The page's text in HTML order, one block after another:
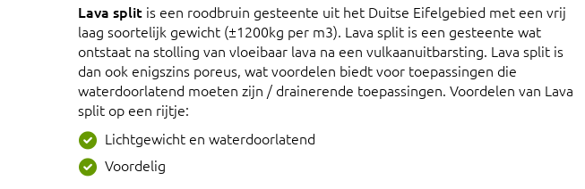
Lava split is een roodbruin gesteente uit het Duitse Eifelgebied met een vrij
laag soortelijk gewicht (±1200kg per m3). Lava split is een gesteente wat
ontstaat na stolling van vloeibaar lava na een vulkaanuitbarsting. Lava split is
dan ook enigszins poreus, wat voordelen biedt voor toepassingen die
waterdoorlatend moeten zijn / drainerende toepassingen. Voordelen van Lava
split op een rijtje:
Lichtgewicht en waterdoorlatend
Voordelig